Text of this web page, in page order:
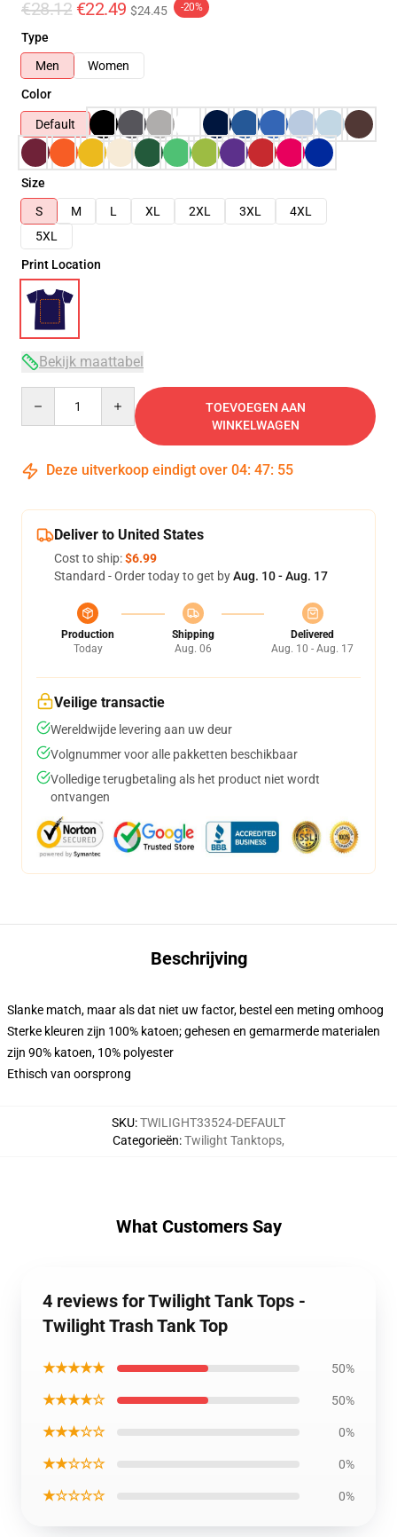
€28.12 €22.49 $24.45 -20%
Type
Men
Women
Color
Default
Size
S
M L XL 2XL 3XL
4XL
5XL
Print Location
Bekijk maattabel
TOEVOEGEN AAN
WINKELWAGEN
Deze uitverkoop eindigt over 04: 47: 54
Deliver to United States
Cost to ship:$6.99
Standard - Order today to get byAug. 10 - Aug. 17
Production
Today
Shipping
Aug. 06
Delivered
Aug. 10 - Aug. 17
Veilige transactie
Wereldwijde levering aan uw deur
Volgnummer voor alle pakketten beschikbaar
Volledige terugbetaling als het product niet wordt
ontvangen
Beschrijving
Slanke match, maar als dat niet uw factor, bestel een meting omhoog
Sterke kleuren zijn 100% katoen; gehesen en gemarmerde materialen
zijn 90% katoen, 10% polyester
Ethisch van oorsprong
SKU:TWILIGHT33524-DEFAULT
Categorieën:Twilight Tanktops,
What Customers Say
4 reviews for Twilight Tank Tops -
Twilight Trash Tank Top
★★★★★ 50%
★★★★☆ 50%
★★★☆☆ 0%
★★☆☆☆ 0%
★☆☆☆☆ 0%